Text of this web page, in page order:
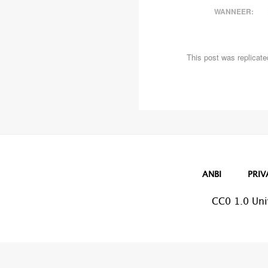
WANNEER:
This post was
ANBI
CC0 1.0